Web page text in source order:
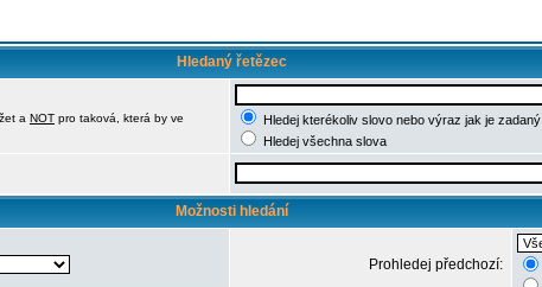
Hledaný řetězec
a NOT pro taková, která by ve
Hledej kterékoliv slovo nebo výraz jak je zadaný
Hledej všechna slova
Možnosti hledání
Prohledej předchozí: